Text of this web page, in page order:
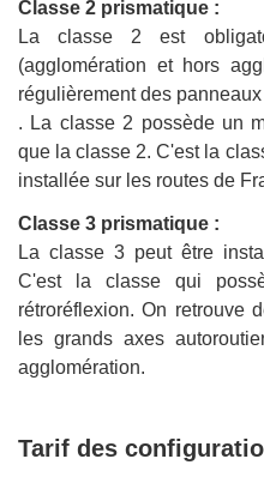
Classe 2 prismatique :
La classe 2 est
(agglomération et hors
régulièrement des
. La classe 2 possède un
que la classe 2. C'est la
installée sur les routes de
Classe 3 prismatique :
La classe 3 peut être
C'est la classe qui
rétroréflexion. On retrouve
les grands axes
agglomération.
Tarif des